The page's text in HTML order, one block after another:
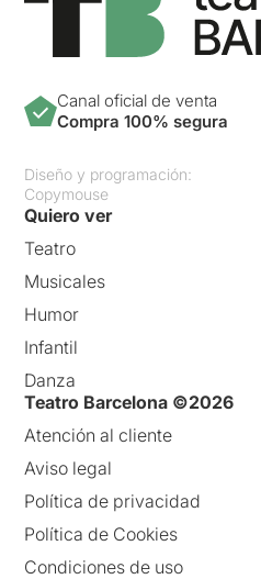
Canal oficial de venta
Compra 100% segura
Diseño y programación:
Copymouse
Quiero ver
Teatro
Musicales
Humor
Infantil
Danza
Teatro Barcelona ©2026
Atención al cliente
Aviso legal
Política de privacidad
Política de Cookies
Condiciones de uso